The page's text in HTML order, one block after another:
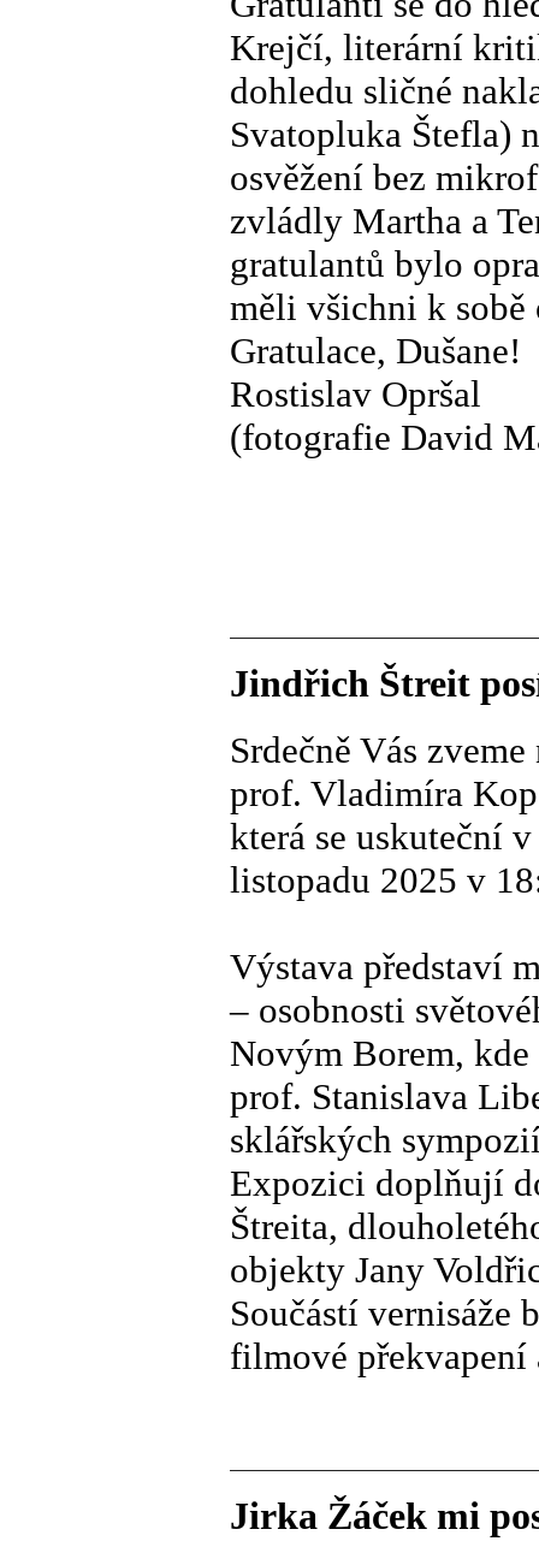
Krejčí, literární
dohledu sličné
Svatopluka Štefla)
osvěžení bez
zvládly Martha a
gratulantů bylo
měli všichni k
Gratulace, Dušane!
Rostislav Opršal
(fotografie David
Jindřich Štreit
Srdečně Vás
prof. Vladimíra
která se uskuteční
listopadu 2025 v
Výstava představí
– osobnosti
Novým Borem,
prof. Stanislava
sklářských
Expozici doplňují
Štreita,
objekty Jany
Součástí vernisáže
filmové překvapení
Jirka Žáček mi